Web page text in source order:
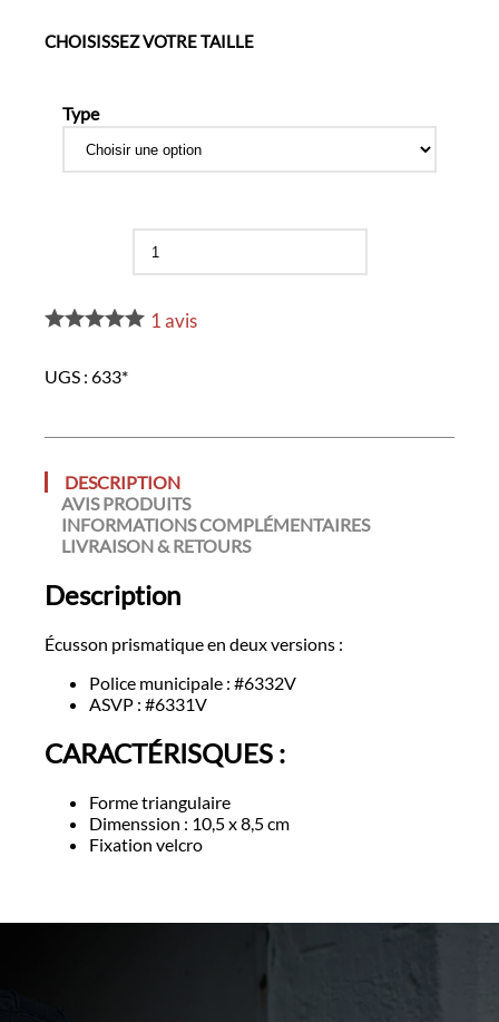
CHOISISSEZ VOTRE TAILLE
Type
Ecusson
1avis
UGS : 633*
DESCRIPTION
AVIS PRODUITS
INFORMATIONS COMPLÉMENTAIRES
LIVRAISON & RETOURS
Description
Écusson prismatique en deux versions :
Police municipale : #6332V
ASVP : #6331V
CARACTÉRISQUES :
Forme triangulaire
Dimenssion : 10,5 x 8,5 cm
Fixation velcro